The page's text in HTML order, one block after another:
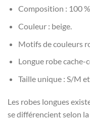
Composition : 100
Couleur : beige.
Motifs de couleurs
Longue robe
Taille unique : S/M et
Les robes longues
se différencient selon